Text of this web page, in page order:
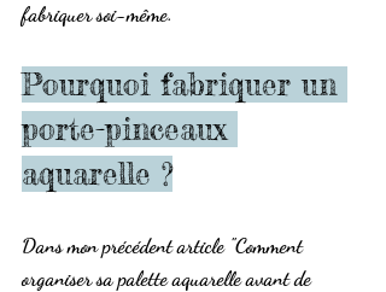
fabriquer soi-même.
Pourquoi fabriquer un
porte-pinceaux
aquarelle ?
Dans mon précédent article "Comment
organiser sa palette aquarelle avant de